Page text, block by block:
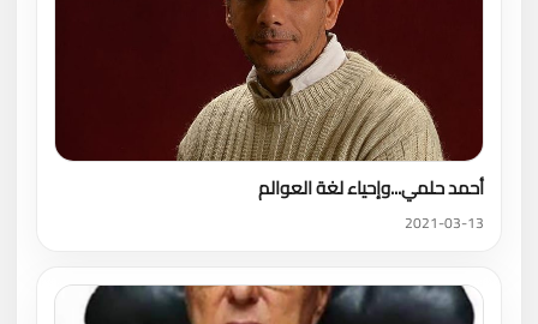
أحمد حلمي...وإحياء لغة العوالم
2021-03-13